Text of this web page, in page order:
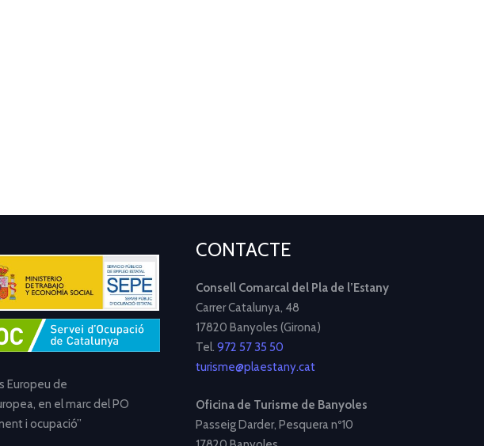
Europeu de
en el marc del PO
i ocupació”
CONTACTE
Consell Comarcal del Pla de l’Estany
Carrer Catalunya, 48
17820 Banyoles (Girona)
Tel. 972 57 35 50
turisme@plaestany.cat
Oficina de Turisme de Banyoles
Passeig Darder, Pesquera nº10